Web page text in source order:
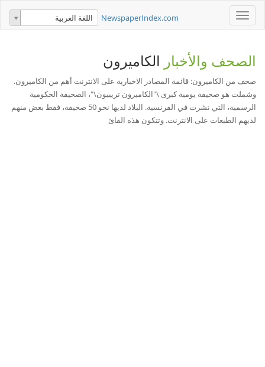
Toggle
navigation
NewspaperIndex.com اللغة العربية
الصحف والأخبار الكاميرون
صحف من الكاميرون: قائمة المصادر الاخبارية على الانترنت أهم من الكاميرون.
وشملت هو صحيفة يومية كبرى \"الكاميرون تريبيون\"، الصحيفة الحكومية
الرسمية، التي نشرت في الفرنسية. البلاد لديها نحو 50 صحيفة، فقط بعض منهم
لديهم الطبعات على الانترنت. وتتكون هذه القائ